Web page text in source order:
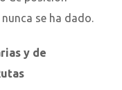
se ha dado.
y de